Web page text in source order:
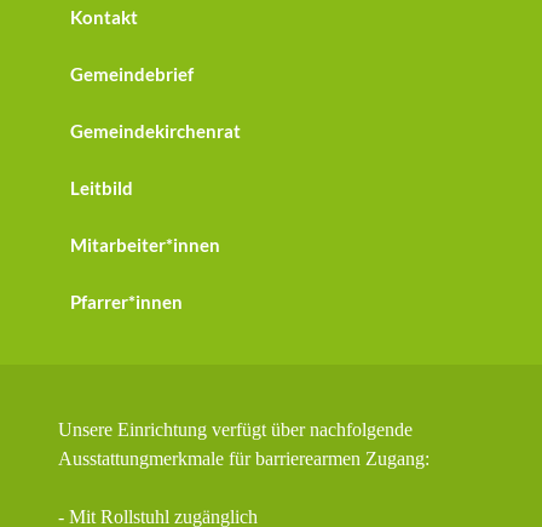
Kontakt
Gemeindebrief
Gemeindekirchenrat
Leitbild
Mitarbeiter*innen
Pfarrer*innen
Unsere Einrichtung verfügt über nachfolgende
Ausstattungmerkmale für barrierearmen Zugang:
- Mit Rollstuhl zugänglich